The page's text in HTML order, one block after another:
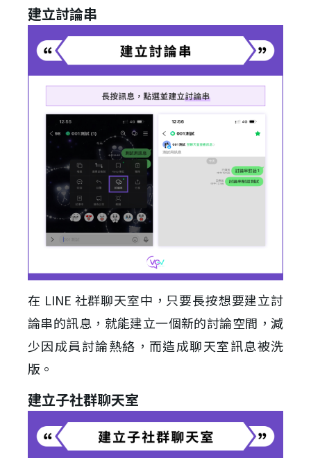
建立討論串
在 LINE 社群聊天室中，只要長按想要建立討
論串的訊息，就能建立一個新的討論空間，減
少因成員討論熱絡，而造成聊天室訊息被洗
版。
建立子社群聊天室